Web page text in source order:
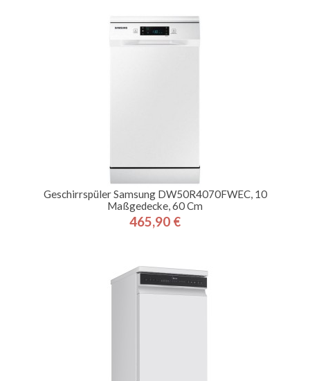
Geschirrspüler Samsung DW50R4070FWEC, 10
Maßgedecke, 60 Cm
Preis
465,90 €